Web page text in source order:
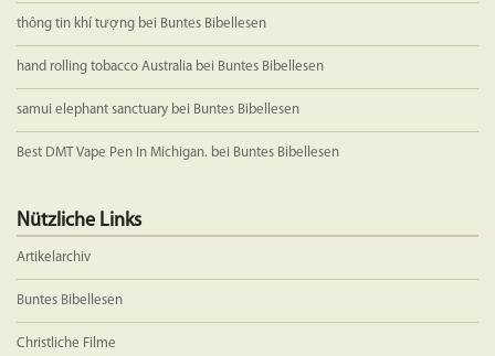
thông tin khí tượng bei Buntes Bibellesen
hand rolling tobacco Australia bei Buntes Bibellesen
samui elephant sanctuary bei Buntes Bibellesen
Best DMT Vape Pen In Michigan. bei Buntes Bibellesen
Nützliche Links
Artikelarchiv
Buntes Bibellesen
Christliche Filme